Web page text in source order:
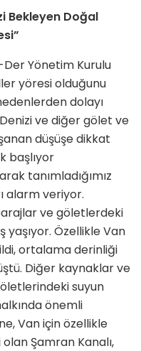
Bekleyen Doğal
Yönetim Kurulu
yöresi olduğunu
dolayı
ve diğer gölet ve
düşüşe dikkat
başlıyor
tanımladığımız
alarm veriyor.
ve göletlerdeki
yaşıyor. Özellikle Van
ortalama derinliği
Diğer kaynaklar ve
suyun
önemli
Van için özellikle
Şamran Kanalı,